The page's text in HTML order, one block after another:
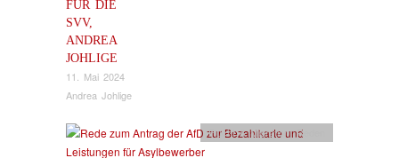
FÜR DIE
SVV,
ANDREA
JOHLIGE
11. Mai 2024
Andrea Johlige
Flucht & Migration,Reden